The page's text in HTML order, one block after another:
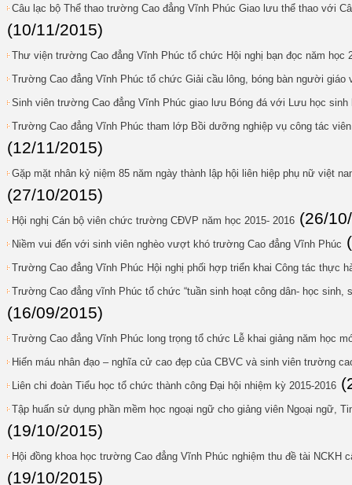
Câu lạc bộ Thể thao trường Cao đẳng Vĩnh Phúc Giao lưu thể thao với
(10/11/2015)
Thư viện trường Cao đẳng Vĩnh Phúc tổ chức Hội nghị bạn đọc năm học
Trường Cao đẳng Vĩnh Phúc tổ chức Giải cầu lông, bóng bàn người giáo
Sinh viên trường Cao đẳng Vĩnh Phúc giao lưu Bóng đá với Lưu học sinh
Trường Cao đẳng Vĩnh Phúc tham lớp Bồi dưỡng nghiệp vụ công tác
(12/11/2015)
Gặp mặt nhân kỷ niệm 85 năm ngày thành lập hội liên hiệp phụ nữ việt
(27/10/2015)
Hội nghị Cán bộ viên chức trường CĐVP năm học 2015- 2016 (26/
Niềm vui đến với sinh viên nghèo vượt khó trường Cao đẳng Vĩnh Phúc
Trường Cao đẳng Vĩnh Phúc Hội nghị phối hợp triển khai Công tác thực
Trường Cao đẳng vĩnh Phúc tổ chức “tuần sinh hoạt công dân- học sinh,
(16/09/2015)
Trường Cao đẳng Vĩnh Phúc long trọng tổ chức Lễ khai giảng năm học
Hiến máu nhân đạo – nghĩa cử cao đẹp của CBVC và sinh viên trường
Liên chi đoàn Tiểu học tổ chức thành công Đại hội nhiệm kỳ 2015-2016
Tập huấn sử dụng phần mềm học ngoại ngữ cho giảng viên Ngoại ngữ,
(19/10/2015)
Hội đồng khoa học trường Cao đẳng Vĩnh Phúc nghiệm thu đề tài NCKH
(19/10/2015)